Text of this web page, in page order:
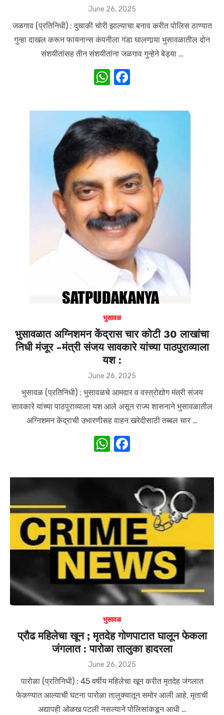
Posted
June 26, 2025
जळगाव (प्रतिनिधी) : दुचाकी चोरी झाल्याचा बनाव करीत पोलिस ठाण्यात
गुन्हा दाखल करून फायनान्स कंपनीला गंडा घालणार्‍या भुसावळातील दोन
संशयीतांसह तीन संशयीतांना जळगाव गुन्हेने बेड्या …
W
at
s
A
p
p
c
e
b
o
o
k
भुसावळ
भुसावळात अग्निशमन केंद्रास चार कोटी 30 लाखांचा
निधी मंजूर -मंत्री संजय सावकारे यांच्या पाठपुराव्याला
यश :
Posted
June 26, 2025
भुसावळ (प्रतिनिधी) : भुसावळचे आमदार व वस्त्रोद्योग मंत्री संजय
सावकारे यांच्या पाठपुराव्याला यश आले असून राज्य शासनाने भुसावळातील
अग्निशमन केंद्राची उभारणीसह वाहन खरेदीसाठी तब्बल चार …
W
at
A
p
p
c
e
b
o
o
k
भुसावळ
प्रौढ महिलेचा खून ; मृतदेह गोणपाटात घालून फेकला
जंगलात : पारोळा तालुका हादरला
Posted
June 26, 2025
पारोळा (प्रतिनिधी) : 45 वर्षीय महिलेचा खून करीत मृतदेह जंगलात
फेकण्यात आल्याची घटना पारोळा तालुक्यातून समोर आली आहे. मृताची
अद्यापही ओळख पटली नसल्याने पोलिसांकडून आधी …